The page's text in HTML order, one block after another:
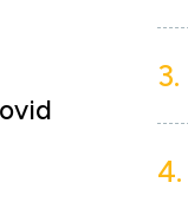
3.
4.